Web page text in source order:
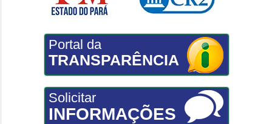
Portal da
TRANSPARÊNCIA
Solicitar
INFORMAÇÕES